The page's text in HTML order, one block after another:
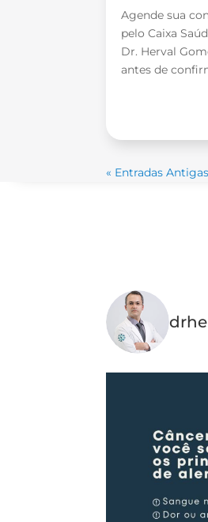
Agende sua
pelo Caixa
Dr. Herval
antes de
« Entradas Antigas